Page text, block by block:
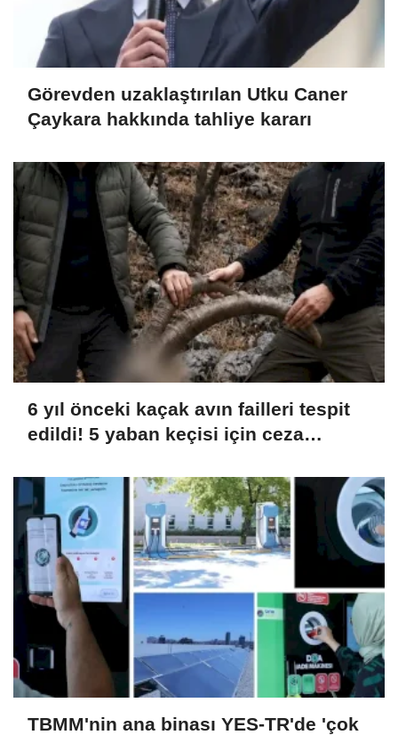
Görevden uzaklaştırılan Utku Caner
Çaykara hakkında tahliye kararı
6 yıl önceki kaçak avın failleri tespit
edildi! 5 yaban keçisi için ceza
TBMM'nin ana binası YES-TR'de 'çok